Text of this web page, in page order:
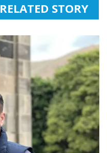
RELATED STORY